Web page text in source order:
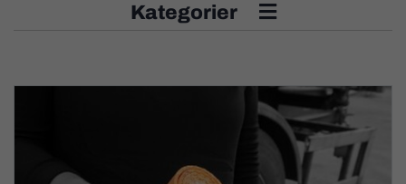
Kategorier 